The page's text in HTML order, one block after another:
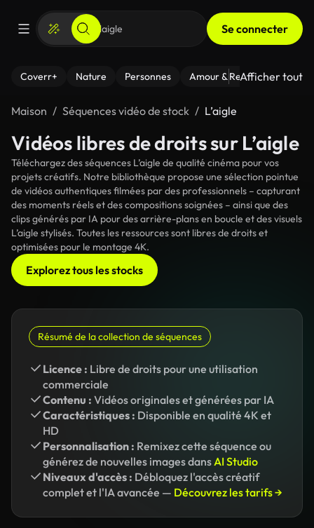
Se connecter
Coverr+ Nature Personnes Amour & Relations Le
Afficher tout
Maison Séquences vidéo de stock L’aigle
Vidéos libres de droits sur L’aigle
Téléchargez des séquences L’aigle de qualité cinéma pour vos
projets créatifs. Notre bibliothèque propose une sélection pointue
de vidéos authentiques filmées par des professionnels – capturant
des moments réels et des compositions soignées – ainsi que des
clips générés par IA pour des arrière-plans en boucle et des visuels
L’aigle stylisés. Toutes les ressources sont libres de droits et
optimisées pour le montage 4K.
Explorez tous les stocks
Résumé de la collection de séquences
Licence : Libre de droits pour une utilisation
commerciale
Contenu : Vidéos originales et générées par IA
Caractéristiques : Disponible en qualité 4K et
HD
Personnalisation : Remixez cette séquence ou
générez de nouvelles images dansAI Studio
Niveaux d'accès : Débloquez l'accès créatif
complet et l'IA avancée — Découvrez les tarifs →